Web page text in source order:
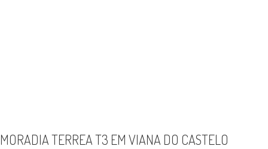
MORADIA TERREA T3 EM VIANA DO CASTELO